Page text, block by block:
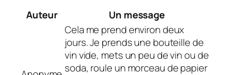
Auteur
Un message
Cela me prend environ deux
jours. Je prends une bouteille de
vin vide, mets un peu de vin ou de
soda, roule un morceau de papier